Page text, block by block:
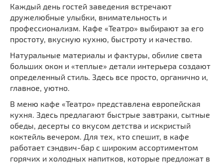
Каждый день гостей заведения встречают
дружелюбные улыбки, внимательность и
профессионализм. Кафе «Театро» выбирают за его
простоту, вкусную кухню, быстроту и качество.
Натуральные материалы и фактуры, обилие света
больших окон и «теплые» детали интерьера создают
определенный стиль. Здесь все просто, органично и,
главное, уютно.
В меню кафе «Театро» представлена европейская
кухня. Здесь предлагают быстрые завтраки, сытные
обеды, десерты со вкусом детства и искристый
коктейль вечером. Для тех, кто спешит, в кафе
работает сэндвич-бар с широким ассортиментом
горячих и холодных напитков, которые предложат в